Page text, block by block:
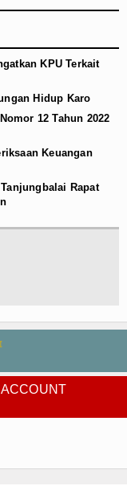
KPU Terkait
Hidup Karo
12 Tahun 2022
Keuangan
Rapat